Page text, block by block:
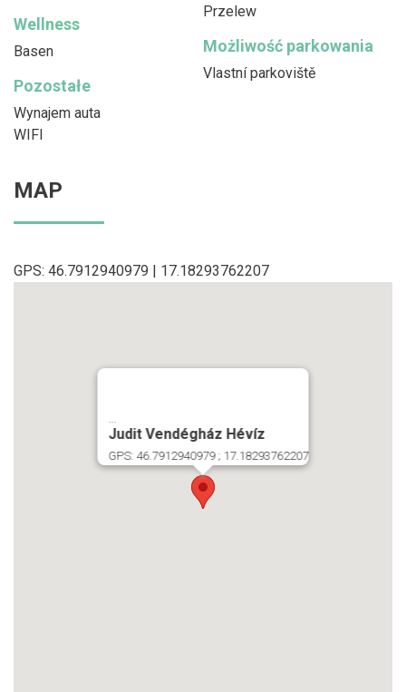
Przelew
Wellness
Basen Możliwość parkowania
Vlastní parkoviště
Pozostałe
Wynajem auta
WIFI
MAP
GPS: 46.7912940979 | 17.18293762207
Judit Vendégház Hévíz
GPS: 46.7912940979 ; 17.18293762207